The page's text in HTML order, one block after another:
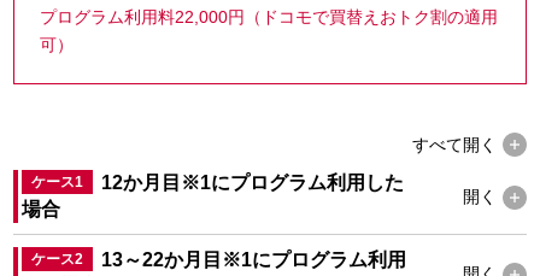
プログラム利用料22,000円（ドコモで買替えおトク割の適用
可）
すべて開く
ケース1 12か月目 ※1にプログラム利用した
場合
開く
ケース2 13～22か月目 ※1にプログラム利用